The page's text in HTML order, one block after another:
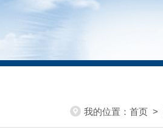
我的位置： 首页 >